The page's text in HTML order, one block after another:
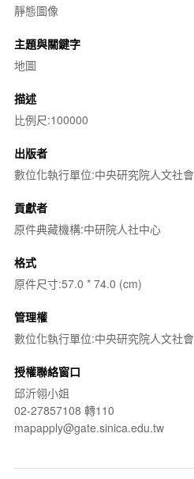
靜態圖像
主題與關鍵字
地圖
描述
比例尺:100000
出版者
數位化執行單位:中央研究院人文社
貢獻者
原件典藏機構:中研院人社中心
格式
原件尺寸:57.0 * 74.0 (cm)
管理權
數位化執行單位:中央研究院人文社
授權聯絡窗口
邱沂翎小姐
02-27857108 轉110
mapapply@gate.sinica.edu.tw